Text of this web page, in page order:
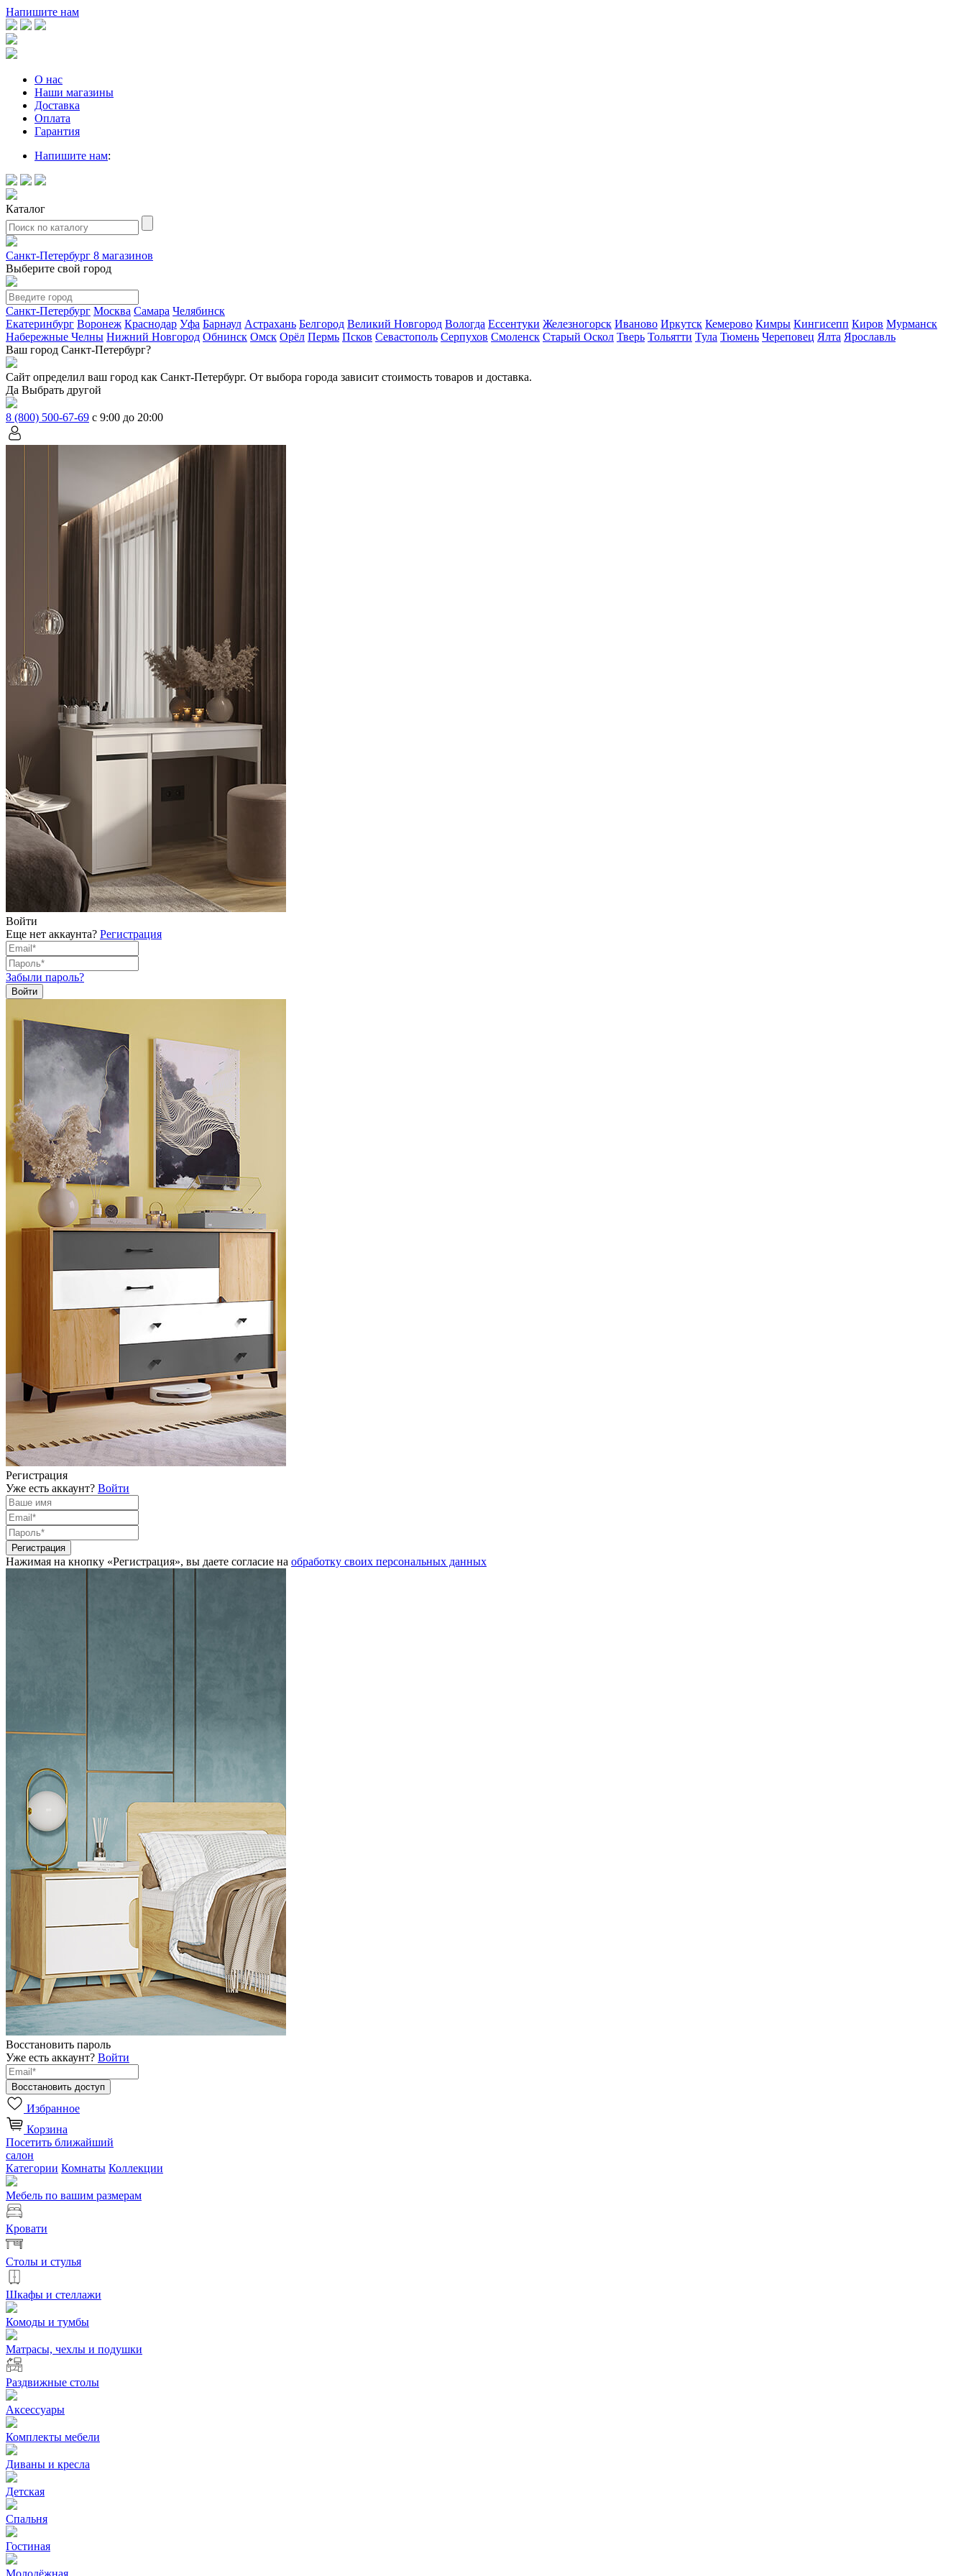
Напишите нам
О нас
Наши магазины
Доставка
Оплата
Гарантия
Напишите нам:
Каталог
Санкт-Петербург 8 магазинов
Выберите свой город
Санкт-Петербург Москва Самара Челябинск
Екатеринбург Воронеж Краснодар Уфа Барнаул Астрахань Белгород Великий Новгород Вологда Ессентуки Железногорск Иваново Иркутск Кемерово Кимры Кингисепп Киров Мурманск
Набережные Челны Нижний Новгород Обнинск Омск Орёл Пермь Псков Севастополь Серпухов Смоленск Старый Оскол Тверь Тольятти Тула Тюмень Череповец Ялта Ярославль
Ваш город Санкт-Петербург?
Сайт определил ваш город как Санкт-Петербург. От выбора города зависит стоимость товаров и доставка.
Да Выбрать другой
8 (800) 500-67-69 с 9:00 до 20:00
Войти
Еще нет аккаунта? Регистрация
Забыли пароль?
Регистрация
Уже есть аккаунт? Войти
Нажимая на кнопку «Регистрация», вы даете согласие на обработку своих персональных данных
Восстановить пароль
Уже есть аккаунт? Войти
Избранное
Корзина
Посетить ближайший
салон
Категории Комнаты Коллекции
Мебель по вашим размерам
Кровати
Столы и стулья
Шкафы и стеллажи
Комоды и тумбы
Матрасы, чехлы и подушки
Раздвижные столы
Аксессуары
Комплекты мебели
Диваны и кресла
Детская
Спальня
Гостиная
Молодёжная